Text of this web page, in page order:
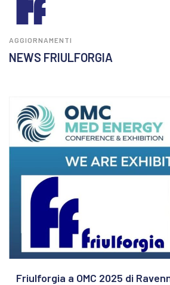
AGGIORNAMENTI
NEWS FRIULFORGIA
Friulforgia a OMC 2025 di